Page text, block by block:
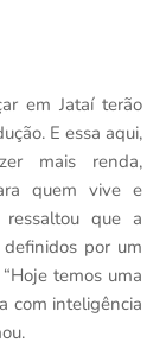
em Jataí terão
E essa aqui,
mais renda,
quem vive e
ressaltou que a
por um
temos uma
com inteligência